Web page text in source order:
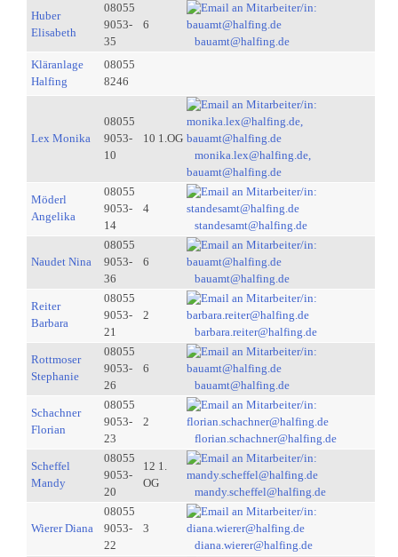
Huber
Elisabeth
08055
9053-
35
6
bauamt@halfing.de
Kläranlage
Halfing
08055
8246
Lex Monika
08055
9053-
10
10 1.OG
monika.lex@halfing.de,
bauamt@halfing.de
Möderl
Angelika
08055
9053-
14
4
standesamt@halfing.de
Naudet Nina
08055
9053-
36
6
bauamt@halfing.de
Reiter
Barbara
08055
9053-
21
2
barbara.reiter@halfing.de
Rottmoser
Stephanie
08055
9053-
26
6
bauamt@halfing.de
Schachner
Florian
08055
9053-
23
2
florian.schachner@halfing.de
Scheffel
Mandy
08055
9053-
20
12 1.
OG
mandy.scheffel@halfing.de
Wierer Diana
08055
9053-
22
3
diana.wierer@halfing.de